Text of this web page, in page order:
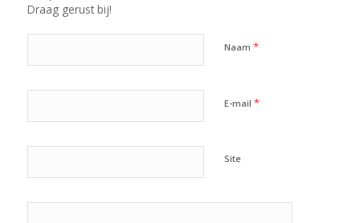
Draag gerust bij!
Naam *
E-mail *
Site